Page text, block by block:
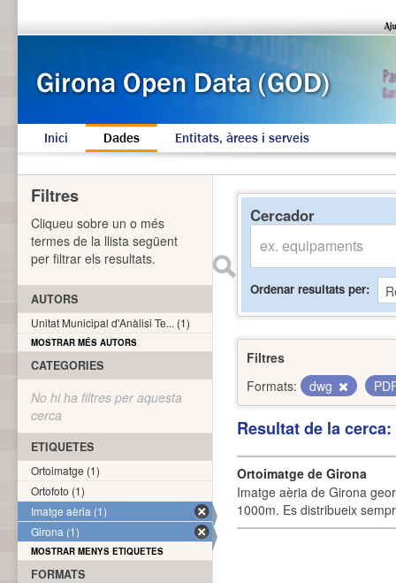
Inici Dades Entitats, àrees i serveis
Cercador
Ordenar resultats per
Filtres
Formats:
dwg
Resultat de la
Ortoimatge de Girona
Imatge aèria de Girona
1000m. Es distribueix
Filtres
Cliqueu sobre un o més
termes de la llista següent
per filtrar els resultats.
AUTORS
Unitat Municipal d'Anàlisi Te... (1)
MOSTRAR MÉS AUTORS
CATEGORIES
No hi ha filtres per aquesta
cerca
ETIQUETES
Ortoimatge (1)
Ortofoto (1)
Imatge aèria (1)
Girona (1)
MOSTRAR MENYS ETIQUETES
FORMATS